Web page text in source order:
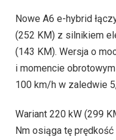
Nowe A6 e-hybrid
(252 KM) z silnikiem
(143 KM). Wersja o
i momencie
100 km/h w zaledwie
Wariant 220 kW (299
Nm osiąga tę